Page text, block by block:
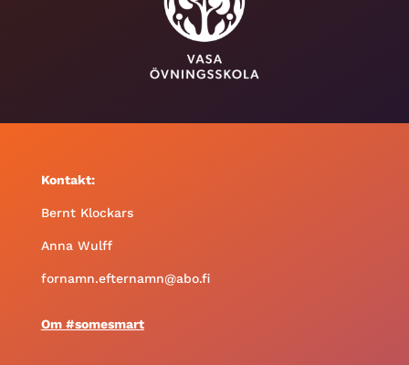
Kontakt:
Bernt Klockars
Anna Wulff
fornamn.efternamn@abo.fi
Om #somesmart